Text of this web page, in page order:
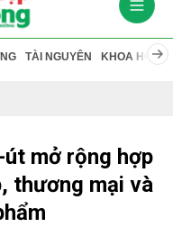
TÀI NGUYÊN KHOA HỌC
mở rộng hợp
thương mại và